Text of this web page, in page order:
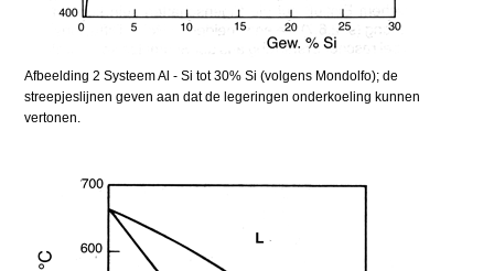
Afbeelding 2 Systeem Al - Si tot 30% Si (volgens Mondolfo); de
streepjeslijnen geven aan dat de legeringen onderkoeling kunnen
vertonen.